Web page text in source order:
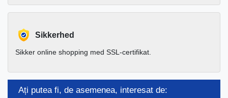
Sikkerhed
Sikker online shopping med SSL-certifikat.
Ați putea fi, de asemenea, interesat de: